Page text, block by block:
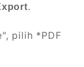
.
pilih *PDF